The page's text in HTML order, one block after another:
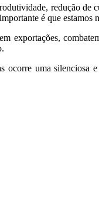
redução
é que estamos
exportações,
ocorre uma